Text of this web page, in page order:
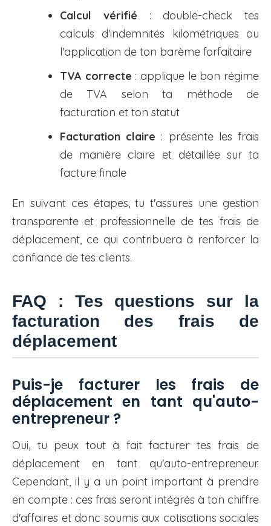
Calcul vérifié : double-check tes
calculs d'indemnités kilométriques ou
l'application de ton barème forfaitaire
TVA correcte : applique le bon régime
de TVA selon ta méthode de
facturation et ton statut
Facturation claire : présente les frais
de manière claire et détaillée sur ta
facture finale
En suivant ces étapes, tu t'assures une gestion
transparente et professionnelle de tes frais de
déplacement, ce qui contribuera à renforcer la
confiance de tes clients.
FAQ : Tes questions sur la
facturation des frais de
déplacement
Puis-je facturer les frais de
déplacement en tant qu'auto-
entrepreneur ?
Oui, tu peux tout à fait facturer tes frais de
déplacement en tant qu'auto-entrepreneur.
Cependant, il y a un point important à prendre
en compte : ces frais seront intégrés à ton chiffre
d'affaires et donc soumis aux cotisations sociales